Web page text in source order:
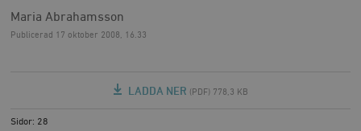
Maria Abrahamsson
Publicerad 17 oktober 2008, 16.33
LADDA NER (PDF) 778,3 KB
Sidor: 28